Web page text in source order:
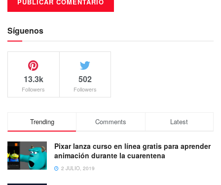
Síguenos
13.3k
Followers
502
Followers
Trending Comments Latest
Pixar lanza curso en línea gratis para aprender
animación durante la cuarentena
2 JULIO, 2019